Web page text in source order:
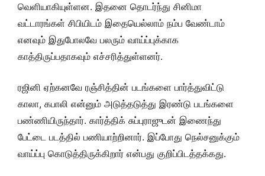
வெளியாகியுள்ளன. இதனை தொடர்ந்து சினிமா
வட்டாரங்கள் சிபியிடம் இதையெல்லாம் நம்ப வேண்டாம்
எனவும் இதுபோலவே பலரும் வாய்ப்புக்காக
காத்திருப்பதாகவும் எச்சரித்துள்ளனர்.
ரஜினி ஏற்கனவே ரஞ்சித்தின் படங்களை பார்த்துவிட்டு
காலா, கபாலி என்னும் அடுத்தடுத்து இரண்டு படங்களை
பண்ணியிருந்தார். கார்த்திக் சுப்புராஜுடன் இணைந்து
பேட்டை படத்தில் பணியாற்றினார். இப்போது நெல்சனுக்கும்
வாய்ப்பு கொடுத்திருக்கிறார் என்பது குறிப்பிடத்தக்கது.